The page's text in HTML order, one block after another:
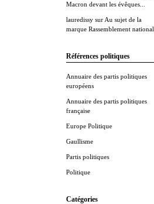
Macron devant les évêques...
lauredissy sur Au sujet de la
marque Rassemblement national
Références politiques
Annuaire des partis politiques
européens
Annuaire des partis politiques
française
Europe Politique
Gaullisme
Partis politiques
Politique
Catégories